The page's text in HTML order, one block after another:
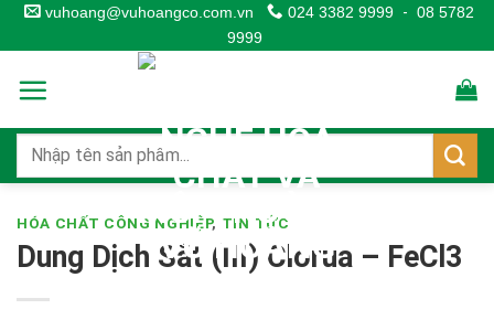
Skip
to
content
vuhoang@vuhoangco.com.vn 024 3382 9999 - 08 5782
9999
HÓA CHẤT CÔNG NGHIỆP, TIN TỨC
Dung Dịch Sắt (III) Clorua – FeCl3